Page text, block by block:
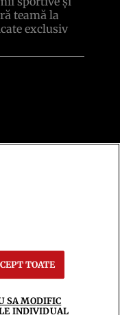
teamă la
exclusiv
TOATE
SA MODIFIC
INDIVIDUAL